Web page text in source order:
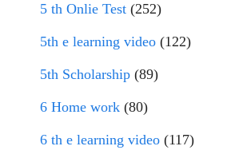
5 th Onlie Test (252)
5th e learning video (122)
5th Scholarship (89)
6 Home work (80)
6 th e learning video (117)